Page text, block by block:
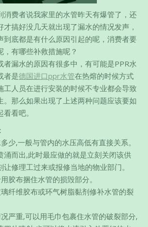
消费者说我家里的水管昨天有爆管了，还
搞好没几天就出现了漏水的情况发声，
到底都是有什么原因引起的呢，消费者要
有哪些补救措施呢？
者漏水的原因有很多中，有可能是PPR水
者是德国进口ppr水管在热熔的时候方式
工人员在进行安装的时候不专业都会导致
。那么如果出现了上述两种问题应该要如
看吧。
少,一般与管内的水压高低有直接关系。
涌而出,此时最应做的就是立刻关闭该供
修理工过来或报修当地的物业部门。
胶布捆住水管的损毁部分。
纤维胶布或环气树脂黏剂修补水管的裂
严重,可以用毛巾包裹住水管的破裂部分,